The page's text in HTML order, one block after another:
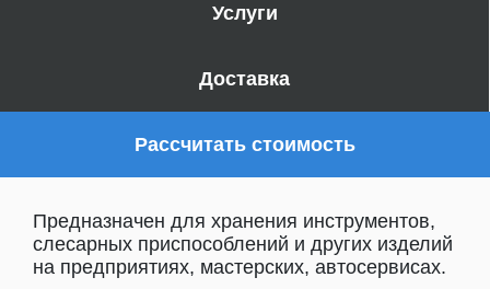
Услуги
Доставка
Рассчитать стоимость
Предназначен для хранения инструментов,
слесарных приспособлений и других изделий
на предприятиях, мастерских, автосервисах.